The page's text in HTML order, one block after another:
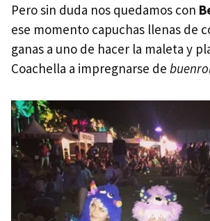
Pero sin duda nos quedamos con
ese momento capuchas llenas de
ganas a uno de hacer la maleta y
Coachella a impregnarse de